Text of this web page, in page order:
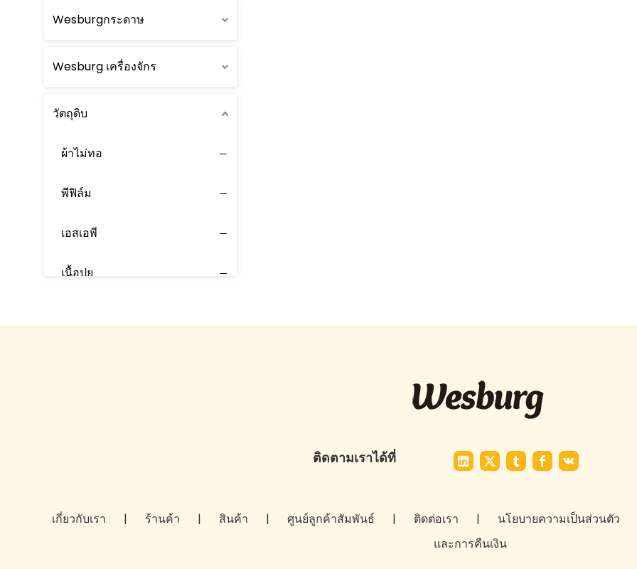
Wesburgกระดาษ
Wesburg เครื่องจักร
วัตถุดิบ
ผ้าไม่ทอ
พีฟิล์ม
เอสเอพี
เนื้อปุย
ติดตามเราได้ที่
เกี่ยวกับเรา | ร้านค้า | สินค้า | ศูนย์ลูกค้าสัมพันธ์ | ติดต่อเรา | นโยบายความเป็นส่วนตัว
และการคืนเงิน